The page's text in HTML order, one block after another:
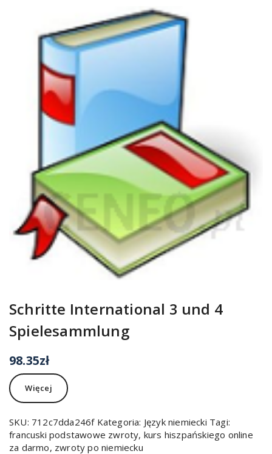
Schritte International 3 und 4
Spielesammlung
98.35zł
Więcej
SKU: 712c7dda246f Kategoria: Język niemiecki Tagi:
francuski podstawowe zwroty, kurs hiszpańskiego online
za darmo, zwroty po niemiecku